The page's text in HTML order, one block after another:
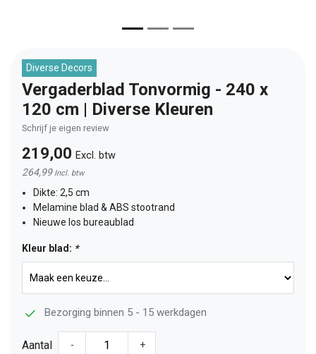
Diverse Decors
Vergaderblad Tonvormig - 240 x
120 cm | Diverse Kleuren
Schrijf je eigen review
219,00 Excl. btw
264,99 Incl. btw
Dikte: 2,5 cm
Melamine blad & ABS stootrand
Nieuwe los bureaublad
Kleur blad: *
Bezorging binnen 5 - 15 werkdagen
Aantal - +